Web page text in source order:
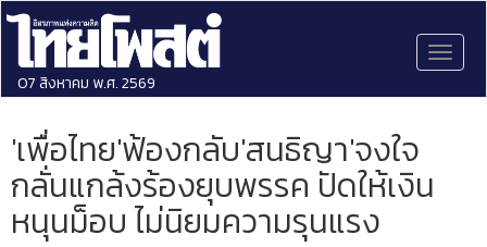
07 สิงหาคม พ.ศ. 2569
'เพื่อไทย'ฟ้องกลับ'สนธิญา'จงใจ
กลั่นแกล้งร้องยุบพรรค ปัดให้เงิน
หนุนม็อบ ไม่นิยมความรุนแรง